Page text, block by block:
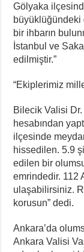
Gölyaka
büyüklüğündeki
bir ihbarın
İstanbul ve
edilmiştir.”
“Ekiplerimiz
Bilecik Valisi Dr.
hesabından
ilçesinde
hissedilen. 5.9
edilen bir
emrindedir. 112
ulaşabilirsiniz.
korusun” dedi.
Ankara’da
Ankara Valisi